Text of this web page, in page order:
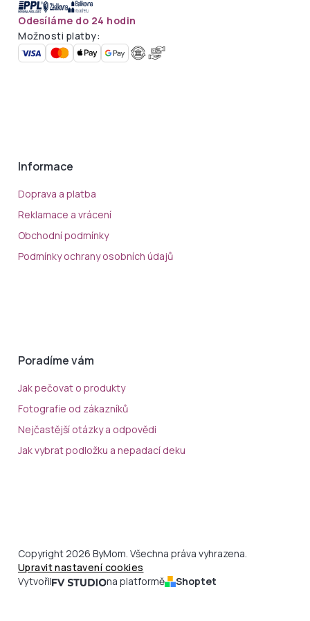
Odesíláme do 24 hodin
Možnosti platby:
Informace
Doprava a platba
Reklamace a vrácení
Obchodní podmínky
Podmínky ochrany osobních údajů
Poradíme vám
Jak pečovat o produkty
Fotografie od zákazníků
Nejčastější otázky a odpovědi
Jak vybrat podložku a nepadací deku
Copyright 2026 ByMom. Všechna práva vyhrazena.
Upravit nastavení cookies
Vytvořil
na platformě Shoptet